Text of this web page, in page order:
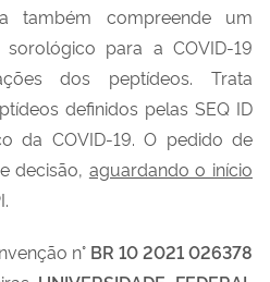
também compreende um
para a COVID-19
dos peptídeos. Trata
definidos pelas SEQ ID
da COVID-19. O pedido de
decisão, aguardando o início
n° BR 10 2021 026378